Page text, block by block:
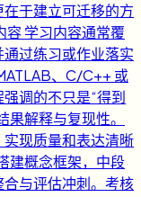
于建立可迁移的方
容 学习内容通常覆
过练习或作业落实
、C/C++ 或
调的不只是“得到
解释与复现性。
现质量和表达清晰
建概念框架，中段
与评估冲刺。考核